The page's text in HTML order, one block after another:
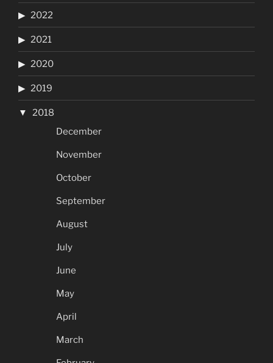
2022
2021
2020
2019
2018
December
November
October
September
August
July
June
May
April
March